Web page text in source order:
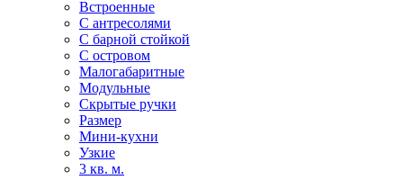
Встроенные
С антресолями
С барной стойкой
С островом
Малогабаритные
Модульные
Скрытые ручки
Размер
Мини-кухни
Узкие
3 кв. м.